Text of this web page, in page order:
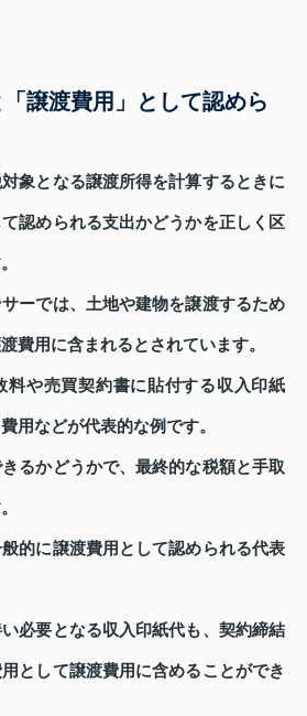
譲渡費用」として認めら
象となる譲渡所得を計算するときに
認められる支出かどうかを正しく区
ーでは、土地や建物を譲渡するため
費用に含まれるとされています。
料や売買契約書に貼付する収入印紙
用などが代表的な例です。
るかどうかで、最終的な税額と手取
的に譲渡費用として認められる代表
必要となる収入印紙代も、契約締結
として譲渡費用に含めることができ